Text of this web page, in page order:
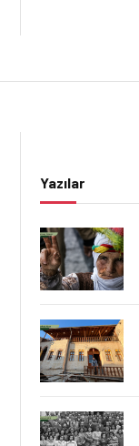
Yazılar